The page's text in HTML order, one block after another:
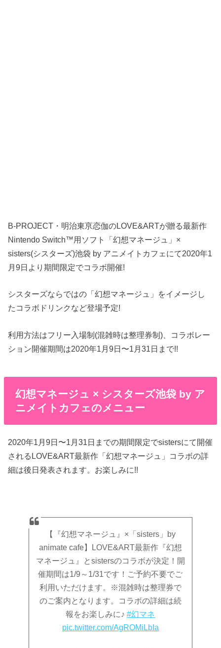
B-PROJECT・明治東亰恋伽のLOVE&ARTが贈る最新作
Nintendo Switch™用ソフト「幻想マネージュ」×
sisters(シスターズ)池袋 by アニメイトカフェにて2020年1
月9日より期間限定でコラボ開催!
シスターズならではの「幻想マネージュ」をイメージし
たコラボドリンクなど登場予定!
利用方法はフリー入場制(混雑時は整理券制)、コラボレー
ション開催期間は2020年1月9日〜1月31日まで!!
幻想マネージュ × シスターズ池袋 by ア
ニメイトカフェのメニュー
2020年1月9日〜1月31日までの期間限定でsistersにて開催
されるLOVE&ART最新作「幻想マネージュ」コラボの詳
細は後日発表されます。お楽しみに!!
【『幻想マネージュ』×「sisters」by
animate cafe】LOVE&ART最新作『幻想
マネージュ』とsistersのコラボが決定！開
催期間は1/9～1/31です！ご予約不要でご
利用いただけます。※混雑時は整理券で
のご案内となります。コラボの詳細は続
報をお楽しみに♪#幻マネ
pic.twitter.com/AgROMiLbIa